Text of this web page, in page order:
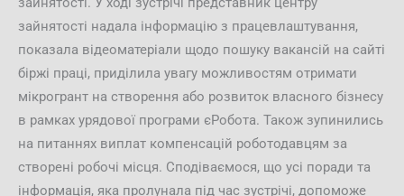
зайнятості надала інформацію з працевлаштування,
показала відеоматеріали щодо пошуку вакансій на сайті
біржі праці, приділила увагу можливостям отримати
мікрогрант на створення або розвиток власного бізнесу
в рамках урядової програми єРобота. Також зупинились
на питаннях виплат компенсацій роботодавцям за
створені робочі місця. Сподіваємося, що усі поради та
інформація, яка пролунала під час зустрічі, допоможе